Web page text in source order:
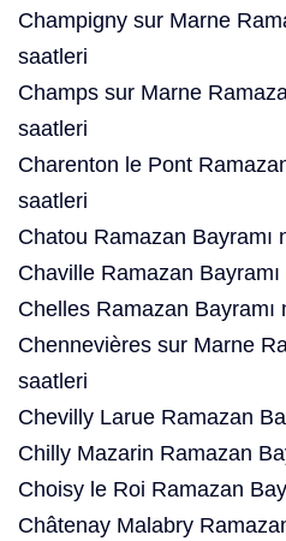
Champigny sur Marne
saatleri
Champs sur Marne
saatleri
Charenton le Pont
saatleri
Chatou Ramazan Bayramı
Chaville Ramazan
Chelles Ramazan Bayramı
Chennevières sur Marne
saatleri
Chevilly Larue Ramazan
Chilly Mazarin Ramazan
Choisy le Roi Ramazan
Châtenay Malabry